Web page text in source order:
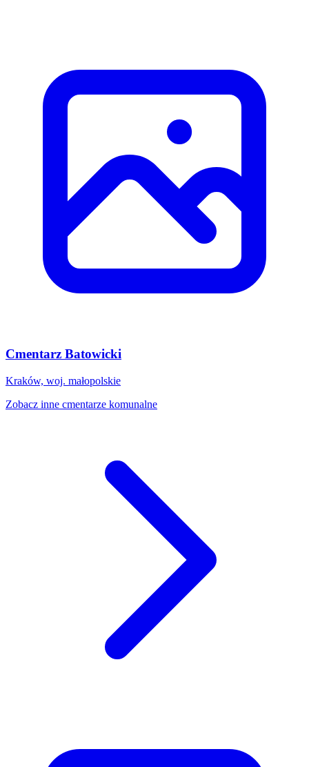
Cmentarz Batowicki
Kraków, woj. małopolskie
Zobacz inne cmentarze komunalne